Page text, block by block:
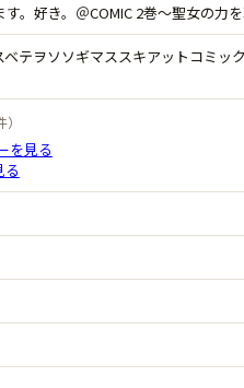
。好き。＠COMIC 2巻〜聖女の
テヲソソギマススキアットコミ
を見る